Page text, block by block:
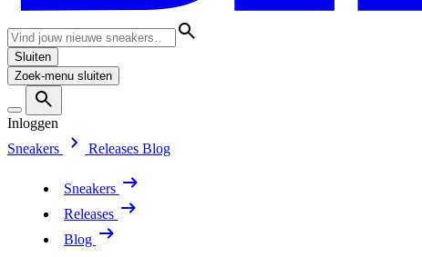
Sluiten
Zoek-menu sluiten
Inloggen
Sneakers
Releases Blog
Sneakers
Releases
Blog